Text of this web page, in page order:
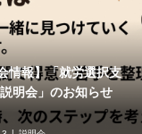
情報】「就労選択支
明会」のお知らせ